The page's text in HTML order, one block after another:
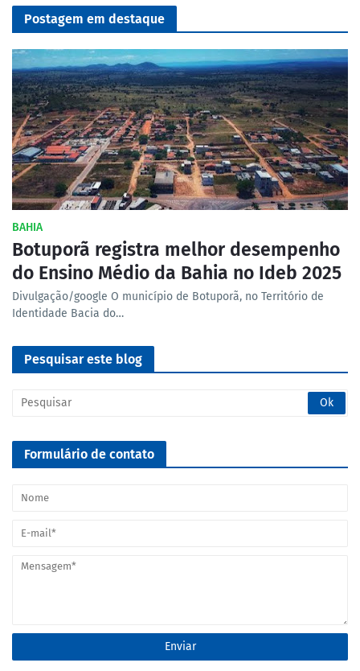
Postagem em destaque
BAHIA
Botuporã registra melhor desempenho
do Ensino Médio da Bahia no Ideb 2025
Divulgação/google O município de Botuporã, no Território de
Identidade Bacia do…
Pesquisar este blog
Formulário de contato